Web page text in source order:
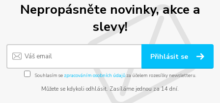
Nepropásněte novinky, akce a
slevy!
Přihlásit se
Souhlasím se zpracováním osobních údajůza účelem rozesílky newsletteru.
Můžete se kdykoli odhlásit. Zasíláme jednou za 14 dní.